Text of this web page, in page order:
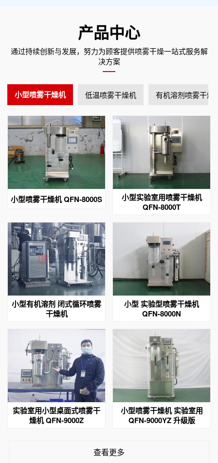
产品中心
通过持续创新与发展，努力为顾客提供喷雾干燥一站式服务解
决方案
小型喷雾干燥机 低温喷雾干燥机 有机溶剂喷雾干燥
小型喷雾干燥机 QFN-8000S
小型实验室用喷雾干燥机
QFN-8000T
小型有机溶剂 闭式循环喷雾
干燥机
小型 实验型喷雾干燥机
QFN-8000N
实验室用小型桌面式喷雾干
燥机 QFN-9000Z
小型喷雾干燥机 实验室用
QFN-9000YZ 升级版
查看更多